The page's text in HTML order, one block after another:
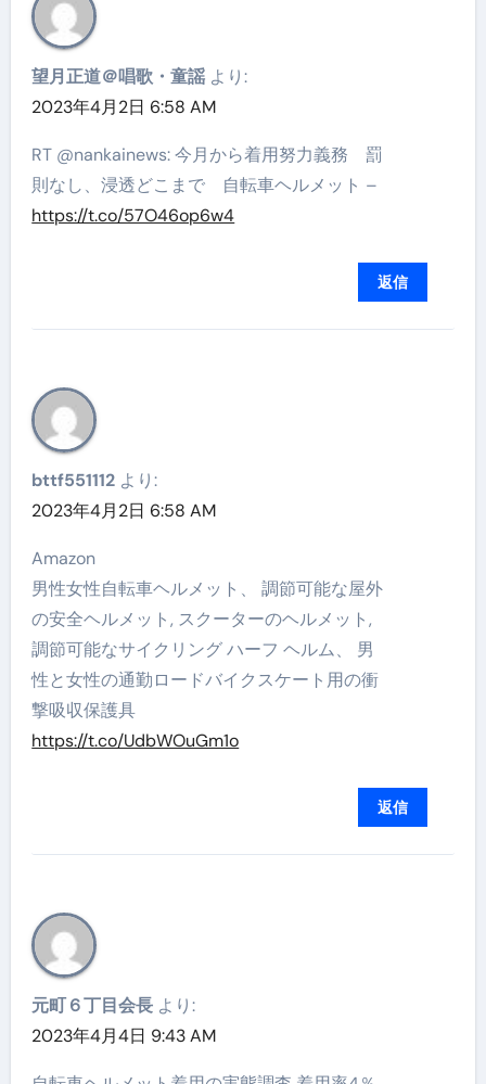
望月正道＠唱歌・童謡 より:
2023年4月2日 6:58 AM
RT @nankainews: 今月から着用努力義務 罰
則なし、浸透どこまで 自転車ヘルメット –
https://t.co/57O46op6w4
返信
bttf551112 より:
2023年4月2日 6:58 AM
Amazon
男性女性自転車ヘルメット、 調節可能な屋外
の安全ヘルメット, スクーターのヘルメット,
調節可能なサイクリング ハーフ ヘルム、 男
性と女性の通勤ロードバイクスケート用の衝
撃吸収保護具
https://t.co/UdbWOuGm1o
返信
元町６丁目会長 より:
2023年4月4日 9:43 AM